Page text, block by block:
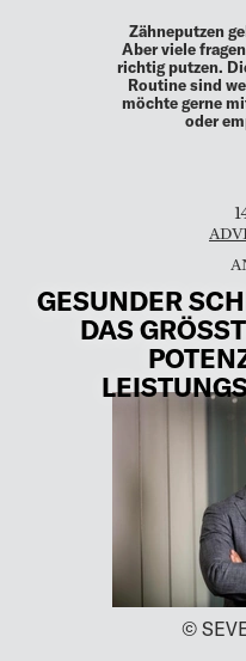
Zähneputzen
Aber viele
richtig putzen.
Routine sind
möchte gerne
oder
GESUNDER
DAS
©